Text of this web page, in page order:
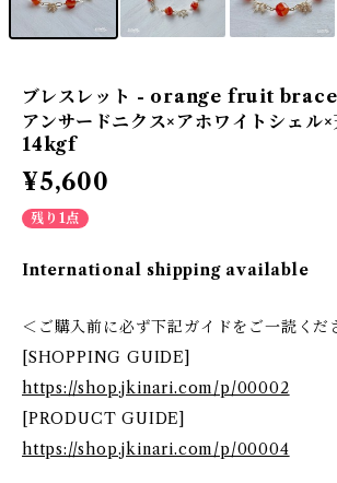
ブレスレット - orange fruit
アンサードニクス×アホワイトシェル
14kgf
¥5,600
残り1点
International shipping available
＜ご購入前に必ず下記ガイドをご一読くだ
[SHOPPING GUIDE]
https://shop.jkinari.com/p/00002
[PRODUCT GUIDE]
https://shop.jkinari.com/p/00004